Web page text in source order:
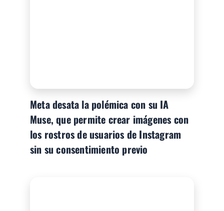
Meta desata la polémica con su IA
Muse, que permite crear imágenes con
los rostros de usuarios de Instagram
sin su consentimiento previo